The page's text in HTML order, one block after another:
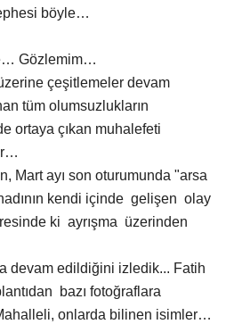
böyle…
Gözlemim…
çeşitlemeler devam
tüm olumsuzlukların
ortaya çıkan muhalefeti
Mart ayı son oturumunda "arsa
kendi içinde gelişen olay
ki ayrışma üzerinden
devam edildiğini izledik... Fatih
bazı fotoğraflara
onlarda bilinen isimler…